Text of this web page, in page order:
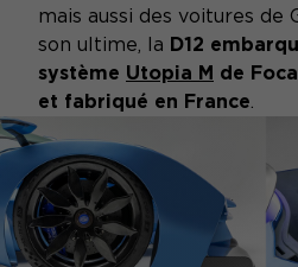
mais aussi des voitures de
son ultime, la D12
système Utopia M de
et fabriqué en France.